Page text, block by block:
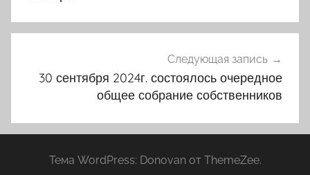
Следующая запись
30 сентября 2024г. состоялось очередное
общее собрание собственников
Тема WordPress: Donovan от ThemeZee.